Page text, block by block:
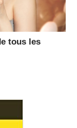
tous les